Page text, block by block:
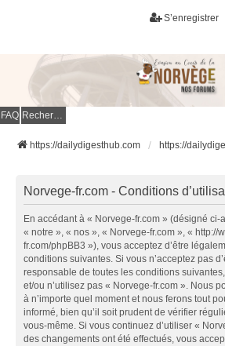
S’enregistrer
FAQ Rechercher
https://dailydigesthub.com https://
Norvege-fr.com - Conditions
En accédant à « Norvege-fr.com » (désigné ci-
« notre », « nos », « Norvege-fr.com », « http://
fr.com/phpBB3 »), vous acceptez d’être
conditions suivantes. Si vous n’acceptez pas
responsable de toutes les conditions
et/ou n’utilisez pas « Norvege-fr.com ». Nous
à n’importe quel moment et nous ferons tout
informé, bien qu’il soit prudent de vérifier
vous-même. Si vous continuez d’utiliser «
des changements ont été effectués, vous